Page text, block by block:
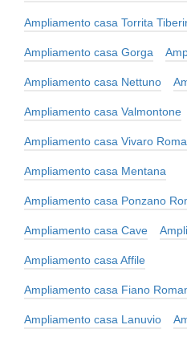
Ampliamento casa Torrita
Ampliamento casa Gorga
Ampliamento casa Nettuno
Ampliamento casa Valmontone
Ampliamento casa Vivaro
Ampliamento casa Mentana
Ampliamento casa Ponzano
Ampliamento casa Cave
Ampliamento casa Affile
Ampliamento casa Fiano
Ampliamento casa Lanuvio